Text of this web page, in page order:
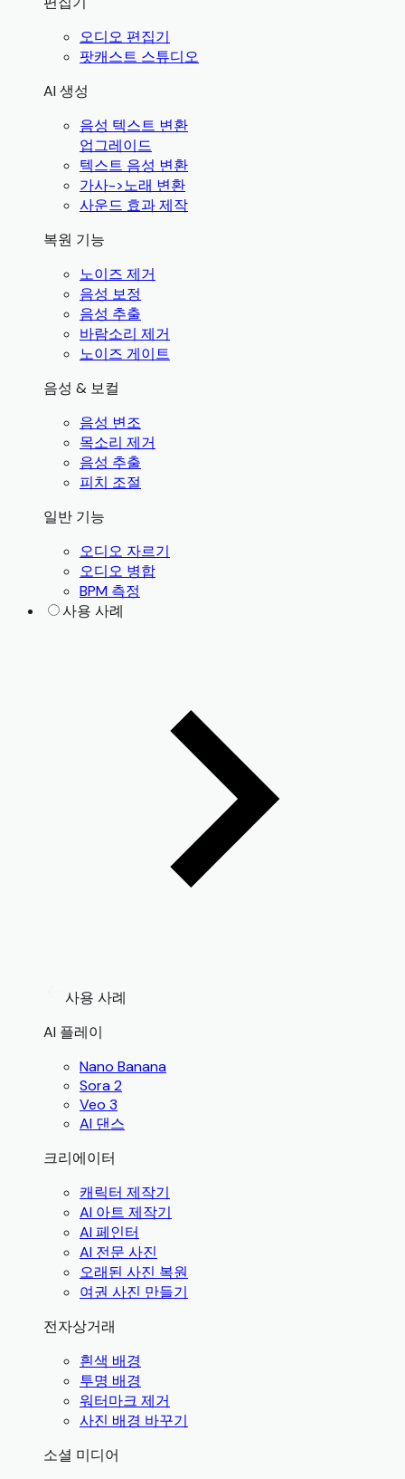
오디오 편집기
팟캐스트 스튜디오
AI 생성
음성 텍스트 변환
업그레이드
텍스트 음성 변환
가사->노래 변환
사운드 효과 제작
복원 기능
노이즈 제거
음성 보정
음성 추출
바람소리 제거
노이즈 게이트
음성 & 보컬
음성 변조
목소리 제거
음성 추출
피치 조절
일반 기능
오디오 자르기
오디오 병합
BPM 측정
사용 사례
사용 사례
AI 플레이
Nano Banana
Sora 2
Veo 3
AI 댄스
크리에이터
캐릭터 제작기
AI 아트 제작기
AI 페인터
AI 전문 사진
오래된 사진 복원
여권 사진 만들기
전자상거래
흰색 배경
투명 배경
워터마크 제거
사진 배경 바꾸기
소셜 미디어